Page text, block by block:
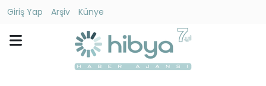
Giriş Yap Arşiv
Künye